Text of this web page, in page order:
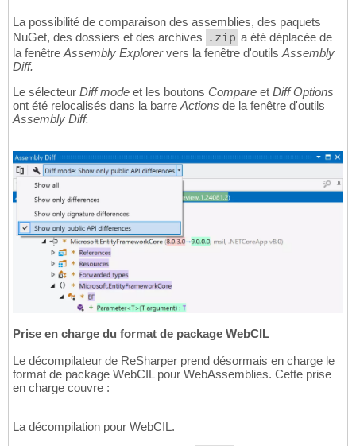
La possibilité de comparaison des assemblies, des paquets
NuGet, des dossiers et des archives .zip a été déplacée de
la fenêtre Assembly Explorervers la fenêtre d'outils Assembly
Diff.
Le sélecteur Diff mode et les boutons Compare et Diff Options
ont été relocalisés dans la barre Actions de la fenêtre d'outils
Assembly Diff.
Prise en charge du format de package WebCIL
Le décompilateur de ReSharper prend désormais en charge le
format de package WebCIL pour WebAssemblies. Cette prise
en charge couvre :
La décompilation pour WebCIL.